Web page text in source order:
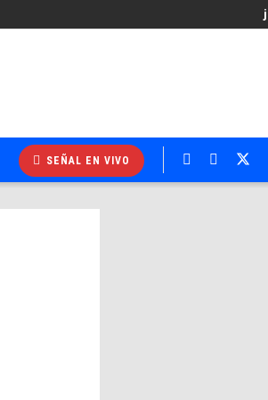
SEÑAL EN VIVO